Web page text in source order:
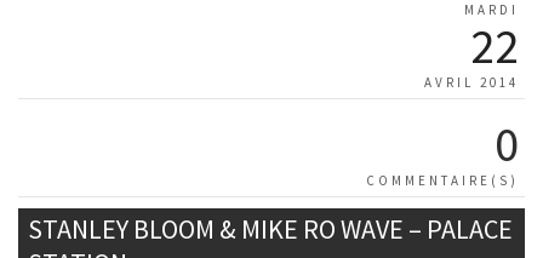
MARDI
22
AVRIL 2014
0
COMMENTAIRE(S)
STANLEY BLOOM & MIKE RO WAVE – PALACE